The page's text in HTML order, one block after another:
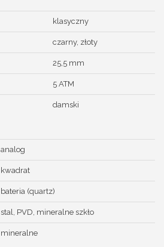
klasyczny
czarny, złoty
25,5 mm
5 ATM
damski
analog
kwadrat
bateria (quartz)
stal, PVD, mineralne szkło
mineralne